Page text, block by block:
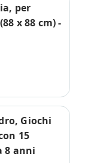
per
x 88 cm) -
Giochi
15
8 anni